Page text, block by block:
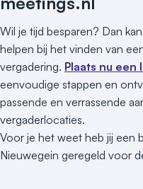
Wil je tijd besparen? Dan
helpen bij het vinden van
vergadering. Plaats nu een
eenvoudige stappen en
passende en verrassende
vergaderlocaties.
Voor je het weet heb jij een
Nieuwegein geregeld voor